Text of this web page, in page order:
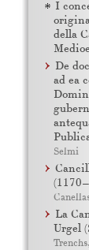
I
della
De
ad ea
Selmi
La
Urgel
Trenchs,